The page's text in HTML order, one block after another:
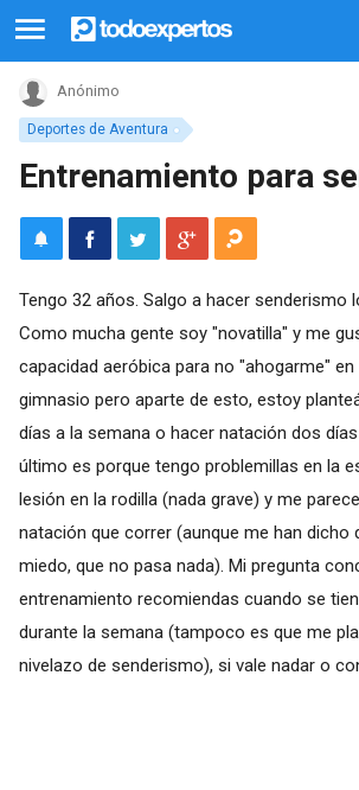
Deportes de Aventura
Anónimo
Entrenamiento para
Tengo 32 años. Salgo a hacer senderismo
Como mucha gente soy "novatilla" y me
capacidad aeróbica para no "ahogarme"
gimnasio pero aparte de esto, estoy
días a la semana o hacer natación dos
último es porque tengo problemillas en la
lesión en la rodilla (nada grave) y me
natación que correr (aunque me han dicho
miedo, que no pasa nada). Mi pregunta
entrenamiento recomiendas cuando se
durante la semana (tampoco es que me
nivelazo de senderismo), si vale nadar o